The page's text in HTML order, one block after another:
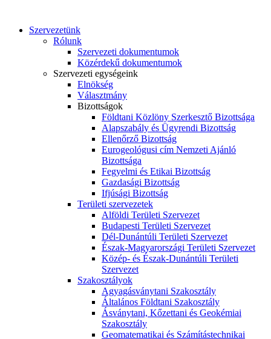
Szervezetünk
Rólunk
Szervezeti dokumentumok
Közérdekű dokumentumok
Szervezeti egységeink
Elnökség
Választmány
Bizottságok
Földtani Közlöny Szerkesztő Bizottsága
Alapszabály és Ügyrendi Bizottság
Ellenőrző Bizottság
Eurogeológusi cím Nemzeti Ajánló
Bizottsága
Fegyelmi és Etikai Bizottság
Gazdasági Bizottság
Ifjúsági Bizottság
Területi szervezetek
Alföldi Területi Szervezet
Budapesti Területi Szervezet
Dél-Dunántúli Területi Szervezet
Észak-Magyarországi Területi Szervezet
Közép- és Észak-Dunántúli Területi
Szervezet
Szakosztályok
Agyagásványtani Szakosztály
Általános Földtani Szakosztály
Ásványtani, Kőzettani és Geokémiai
Szakosztály
Geomatematikai és Számítástechnikai